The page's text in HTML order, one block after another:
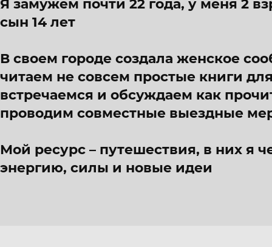
Я замужем почти 22 года, у меня 2
сын 14 лет
В своем городе создала женское
читаем не совсем простые книги
встречаемся и обсуждаем как
проводим совместные выездные
Мой ресурс – путешествия, в них я
энергию, силы и новые идеи